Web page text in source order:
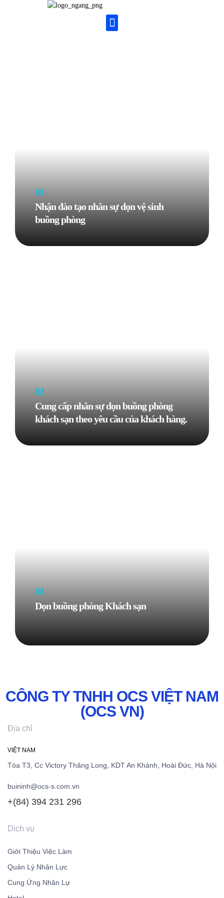
01
Nhận đào tạo nhân sự dọn vệ sinh
buồng phòng
Know More
02
Cung cấp nhân sự dọn buồng phòng
khách sạn theo yêu cầu của khách hàng.
Know More
03
Dọn buồng phòng Khách sạn
Know More
CÔNG TY TNHH OCS VIỆT NAM
(OCS VN)
Địa chỉ
VIỆT NAM
Tòa T3, Cc Victory Thăng Long, KDT An Khánh, Hoài Đức, Hà Nội
buininh@ocs-s.com.vn
+(84) 394 231 296
Dịch vụ
Giới Thiệu Việc Làm
Quản Lý Nhân Lực
Cung Ứng Nhân Lự